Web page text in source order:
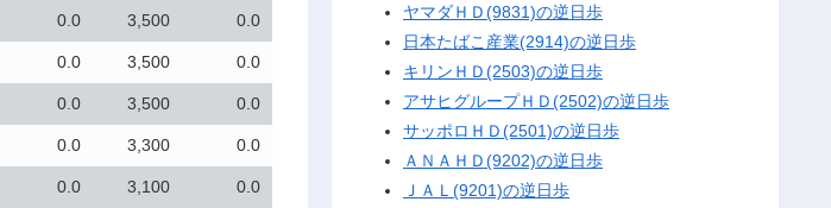
0.0 3,500 0.0
0.0 3,500 0.0
0.0 3,500 0.0
0.0 3,300 0.0
0.0 3,100 0.0
ヤマダＨＤ(9831)の逆日歩
日本たばこ産業(2914)の逆日歩
キリンＨＤ(2503)の逆日歩
アサヒグループＨＤ(2502)の逆日歩
サッポロＨＤ(2501)の逆日歩
ＡＮＡＨＤ(9202)の逆日歩
ＪＡＬ(9201)の逆日歩